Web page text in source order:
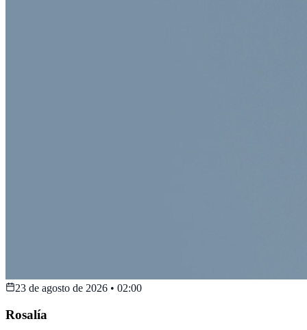
23 de agosto de 2026 • 02:00
Rosalía